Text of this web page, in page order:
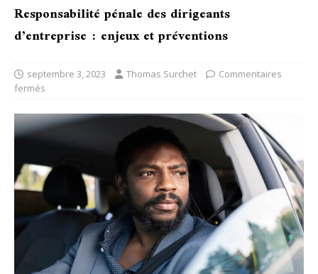
Responsabilité pénale des dirigeants
d’entreprise : enjeux et préventions
septembre 3, 2023 Thomas Surchet
Commentaires
fermés